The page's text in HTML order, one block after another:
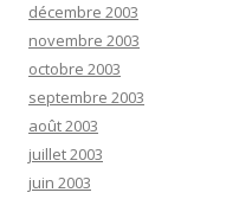
décembre 2003
novembre 2003
octobre 2003
septembre 2003
août 2003
juillet 2003
juin 2003